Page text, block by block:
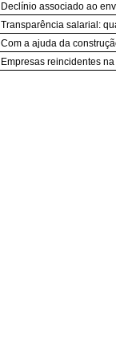
Declínio associado ao
Transparência salarial:
Com a ajuda da
Empresas reincidentes